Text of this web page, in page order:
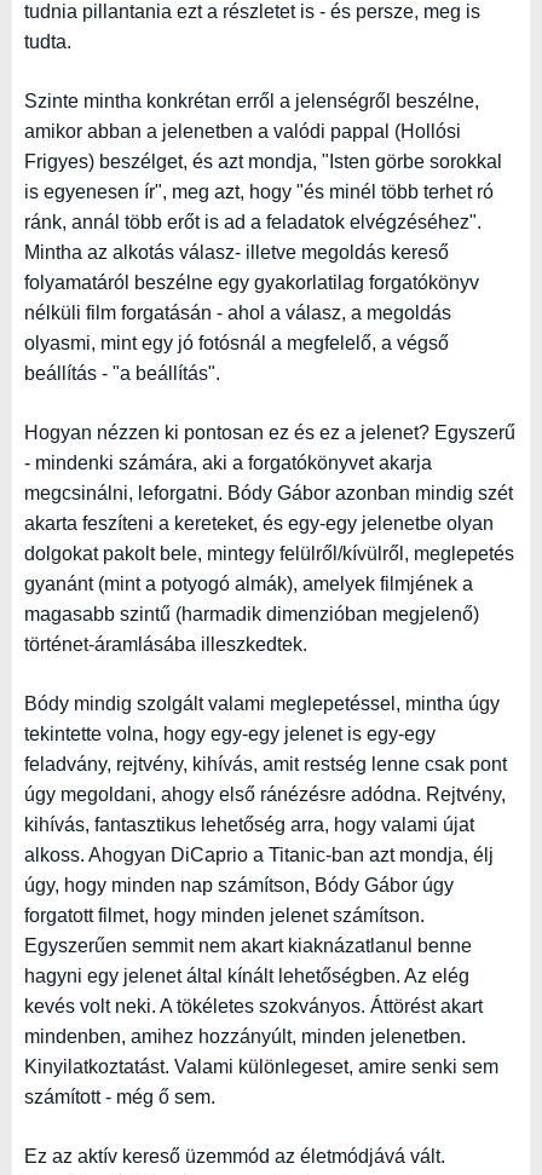
tudnia pillantania ezt a részletet is - és persze, meg is
tudta.
Szinte mintha konkrétan erről a jelenségről beszélne,
amikor abban a jelenetben a valódi pappal (Hollósi
Frigyes) beszélget, és azt mondja, "Isten görbe sorokkal
is egyenesen ír", meg azt, hogy "és minél több terhet ró
ránk, annál több erőt is ad a feladatok elvégzéséhez".
Mintha az alkotás válasz- illetve megoldás kereső
folyamatáról beszélne egy gyakorlatilag forgatókönyv
nélküli film forgatásán - ahol a válasz, a megoldás
olyasmi, mint egy jó fotósnál a megfelelő, a végső
beállítás - "a beállítás".
Hogyan nézzen ki pontosan ez és ez a jelenet? Egyszerű
- mindenki számára, aki a forgatókönyvet akarja
megcsinálni, leforgatni. Bódy Gábor azonban mindig szét
akarta feszíteni a kereteket, és egy-egy jelenetbe olyan
dolgokat pakolt bele, mintegy felülről/kívülről, meglepetés
gyanánt (mint a potyogó almák), amelyek filmjének a
magasabb szintű (harmadik dimenzióban megjelenő)
történet-áramlásába illeszkedtek.
Bódy mindig szolgált valami meglepetéssel, mintha úgy
tekintette volna, hogy egy-egy jelenet is egy-egy
feladvány, rejtvény, kihívás, amit restség lenne csak pont
úgy megoldani, ahogy első ránézésre adódna. Rejtvény,
kihívás, fantasztikus lehetőség arra, hogy valami újat
alkoss. Ahogyan DiCaprio a Titanic-ban azt mondja, élj
úgy, hogy minden nap számítson, Bódy Gábor úgy
forgatott filmet, hogy minden jelenet számítson.
Egyszerűen semmit nem akart kiaknázatlanul benne
hagyni egy jelenet által kínált lehetőségben. Az elég
kevés volt neki. A tökéletes szokványos. Áttörést akart
mindenben, amihez hozzányúlt, minden jelenetben.
Kinyilatkoztatást. Valami különlegeset, amire senki sem
számított - még ő sem.
Ez az aktív kereső üzemmód az életmódjává vált.